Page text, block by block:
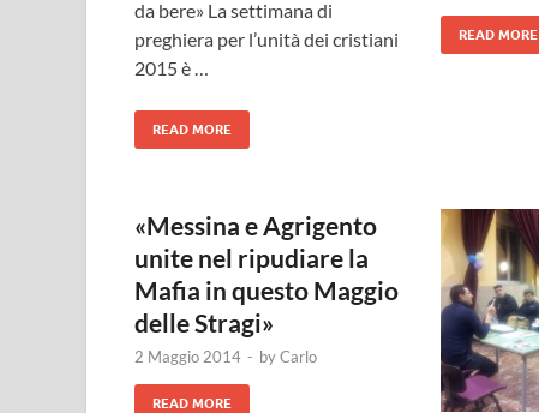
da bere» La settimana di
preghiera per l’unità dei cristiani
2015 è …
READ MORE
READ MORE
«Messina e Agrigento
unite nel ripudiare la
Mafia in questo Maggio
delle Stragi»
2 Maggio 2014 - byCarlo
READ MORE